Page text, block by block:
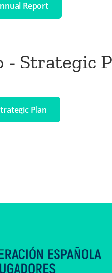
Report
- Strategic
Plan